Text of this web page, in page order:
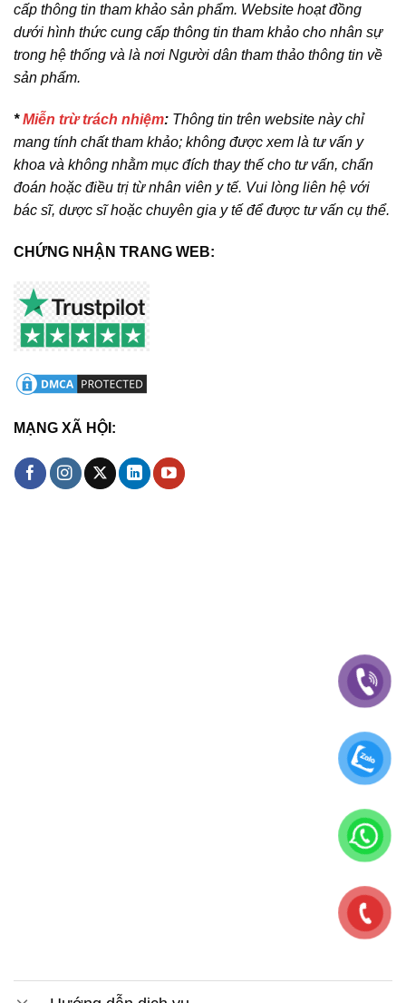
cấp thông tin tham khảo sản phẩm. Website hoạt đồng
dưới hình thức cung cấp thông tin tham khảo cho nhân sự
trong hệ thống và là nơi Người dân tham thảo thông tin về
sản phẩm.
*Miễn trừ trách nhiệm: Thông tin trên website này chỉ
mang tính chất tham khảo; không được xem là tư vấn y
khoa và không nhằm mục đích thay thế cho tư vấn, chẩn
đoán hoặc điều trị từ nhân viên y tế. Vui lòng liên hệ với
bác sĩ, dược sĩ hoặc chuyên gia y tế để được tư vấn cụ thể.
CHỨNG NHẬN TRANG WEB:
MẠNG XÃ HỘI: